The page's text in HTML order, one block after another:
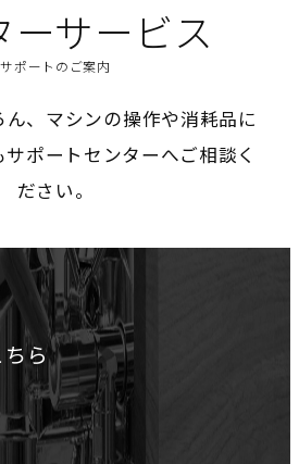
ーサービス
サポートのご案内
、マシンの操作や消耗品に
ポートセンターへご相談く
ださい。
ら